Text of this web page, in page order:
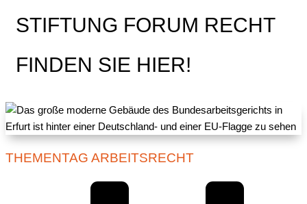
STIFTUNG FORUM RECHT
FINDEN SIE HIER!
THEMENTAG ARBEITSRECHT